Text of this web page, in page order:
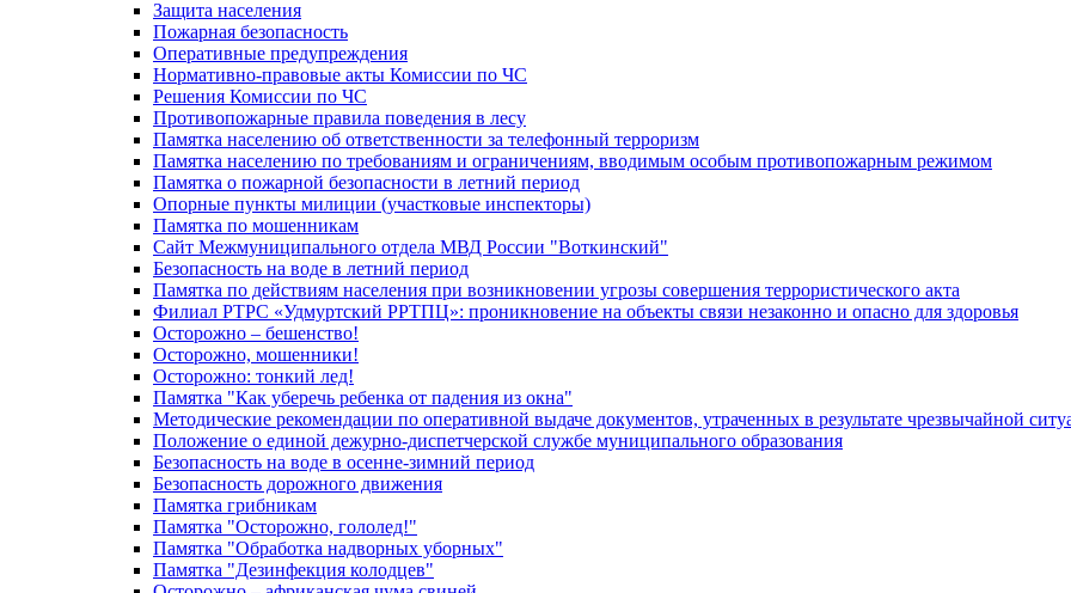
Защита населения
Пожарная безопасность
Оперативные предупреждения
Нормативно-правовые акты Комиссии по ЧС
Решения Комиссии по ЧС
Противопожарные правила поведения в лесу
Памятка населению об ответственности за телефонный терроризм
Памятка населению по требованиям и ограничениям, вводимым особым противопожарным режимом
Памятка о пожарной безопасности в летний период
Опорные пункты милиции (участковые инспекторы)
Памятка по мошенникам
Сайт Межмуниципального отдела МВД России "Воткинский"
Безопасность на воде в летний период
Памятка по действиям населения при возникновении угрозы совершения террористического акта
Филиал РТРС «Удмуртский РРТПЦ»: проникновение на объекты связи незаконно и опасно для здоровья
Осторожно – бешенство!
Осторожно, мошенники!
Осторожно: тонкий лед!
Памятка "Как уберечь ребенка от падения из окна"
Методические рекомендации по оперативной выдаче документов, утраченных в результате чрезвычайной
Положение о единой дежурно-диспетчерской службе муниципального образования
Безопасность на воде в осенне-зимний период
Безопасность дорожного движения
Памятка грибникам
Памятка "Осторожно, гололед!"
Памятка "Обработка надворных уборных"
Памятка "Дезинфекция колодцев"